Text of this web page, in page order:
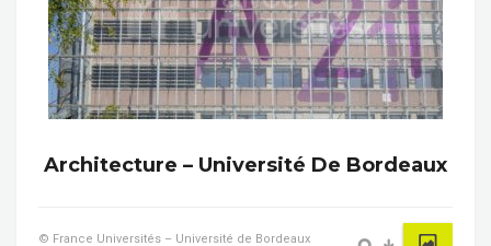
Architecture – Université De Bordeaux
© France Universités – Université de Bordeaux